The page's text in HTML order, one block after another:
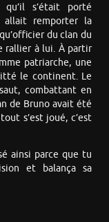
s’était porté
allait remporter la
du clan du
rallier à lui. À partir
patriarche, une
le continent. Le
combattant en
de Bruno avait été
s’est joué, c’est
ainsi parce que tu
et balança sa